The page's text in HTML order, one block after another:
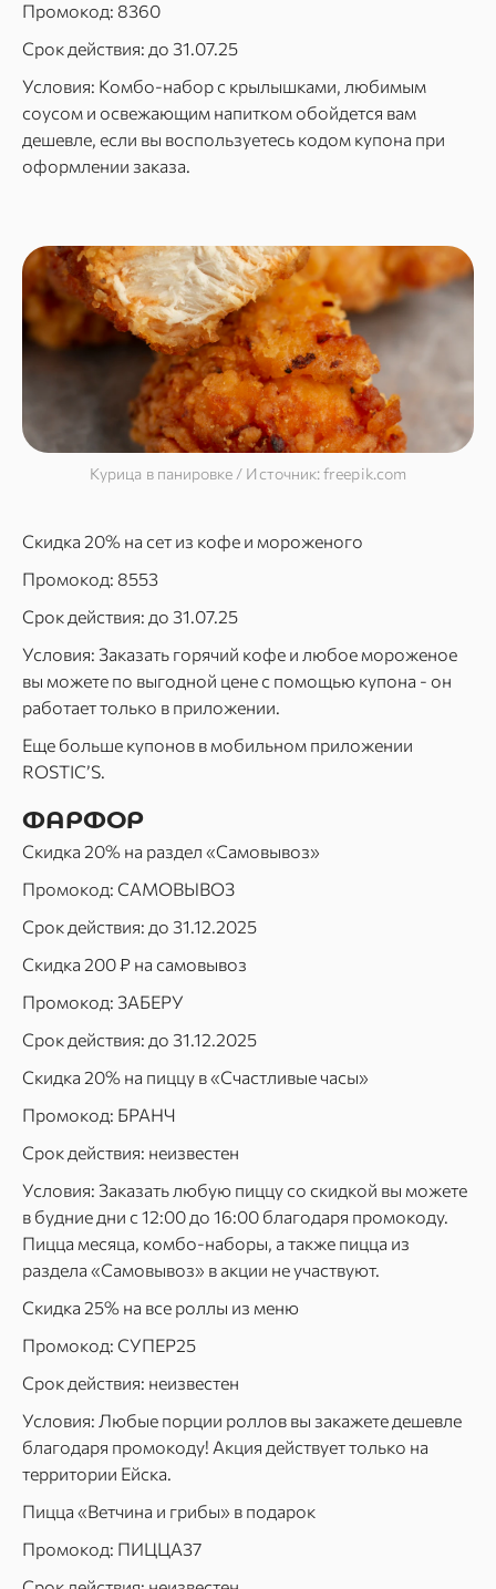
Промокод: 8360
Срок действия: до 31.07.25
Условия: Комбо-набор с крылышками, любимым
соусом и освежающим напитком обойдется вам
дешевле, если вы воспользуетесь кодом купона при
оформлении заказа.
Курица в панировке / Источник: freepik.com
Скидка 20% на сет из кофе и мороженого
Промокод: 8553
Срок действия: до 31.07.25
Условия: Заказать горячий кофе и любое мороженое
вы можете по выгодной цене с помощью купона - он
работает только в приложении.
Еще больше купонов в мобильном приложении
ROSTIC’S.
ФАРФОР
Скидка 20% на раздел «Самовывоз»
Промокод: САМОВЫВОЗ
Срок действия: до 31.12.2025
Скидка 200 ₽ на самовывоз
Промокод: ЗАБЕРУ
Срок действия: до 31.12.2025
Скидка 20% на пиццу в «Счастливые часы»
Промокод: БРАНЧ
Срок действия: неизвестен
Условия: Заказать любую пиццу со скидкой вы можете
в будние дни с 12:00 до 16:00 благодаря промокоду.
Пицца месяца, комбо-наборы, а также пицца из
раздела «Самовывоз» в акции не участвуют.
Скидка 25% на все роллы из меню
Промокод: СУПЕР25
Срок действия: неизвестен
Условия: Любые порции роллов вы закажете дешевле
благодаря промокоду! Акция действует только на
территории Ейска.
Пицца «Ветчина и грибы» в подарок
Промокод: ПИЦЦА37